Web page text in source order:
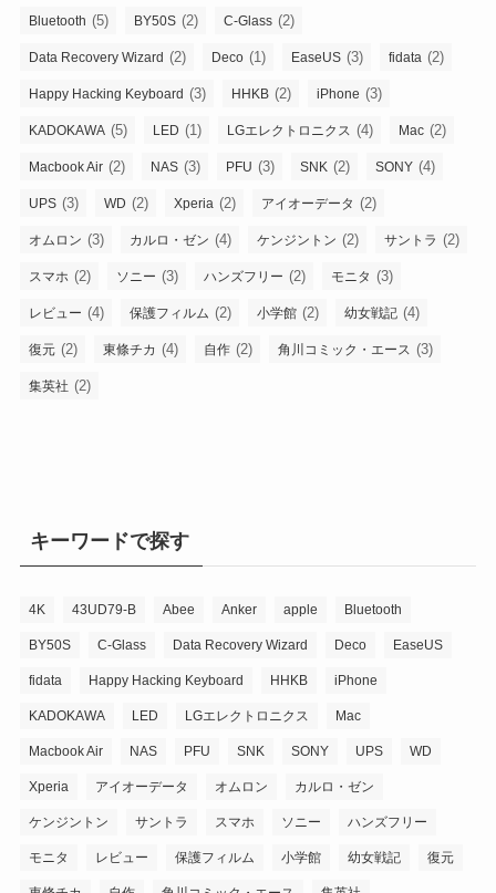
Bluetooth (5) BY50S (2) C-Glass (2)
Data Recovery Wizard (2) Deco (1) EaseUS (3) fidata (2)
Happy Hacking Keyboard (3) HHKB (2) iPhone (3)
KADOKAWA (5) LED (1) LGエレクトロニクス (4) Mac (2)
Macbook Air (2) NAS (3) PFU (3) SNK (2) SONY (4)
UPS (3) WD (2) Xperia (2) アイオーデータ (2)
オムロン (3) カルロ・ゼン (4) ケンジントン (2) サントラ (2)
スマホ (2) ソニー (3) ハンズフリー (2) モニタ (3)
レビュー (4) 保護フィルム (2) 小学館 (2) 幼女戦記 (4)
復元 (2) 東條チカ (4) 自作 (2) 角川コミック・エース (3)
集英社 (2)
キーワードで探す
4K 43UD79-B Abee Anker apple Bluetooth
BY50S C-Glass Data Recovery Wizard Deco EaseUS
fidata Happy Hacking Keyboard HHKB iPhone
KADOKAWA LED LGエレクトロニクス Mac
Macbook Air NAS PFU SNK SONY UPS WD
Xperia アイオーデータ オムロン カルロ・ゼン
ケンジントン サントラ スマホ ソニー ハンズフリー
モニタ レビュー 保護フィルム 小学館 幼女戦記 復元